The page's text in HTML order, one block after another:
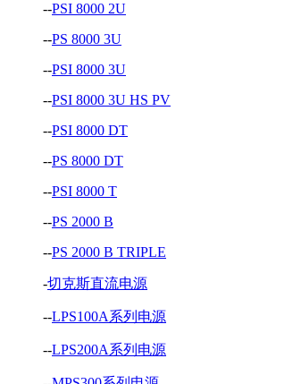
--PSI 8000 2U
--PS 8000 3U
--PSI 8000 3U
--PSI 8000 3U HS PV
--PSI 8000 DT
--PS 8000 DT
--PSI 8000 T
--PS 2000 B
--PS 2000 B TRIPLE
-切克斯直流电源
--LPS100A系列电源
--LPS200A系列电源